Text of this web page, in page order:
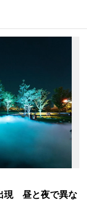
現 昼と夜で異な